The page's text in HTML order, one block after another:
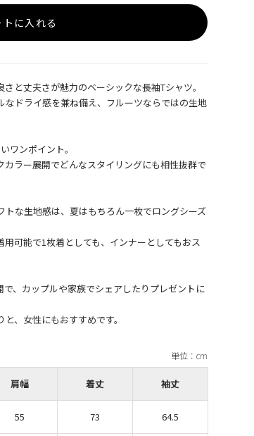
トに入れる
と丈夫さが魅力のベーシックな長袖Tシャツ。
ドライ感を兼ね備え、フルーツならではの生地
ワンポイント。
ラー展開でどんなスタイリングにも相性抜群で
な生地感は、夏はもちろん一枚でロングシーズ
可能で1枚着としても、インナーとしてもおス
、カップルや家族でシェアしたりプレゼントに
肩幅 着丈 袖丈
55 73 64.5